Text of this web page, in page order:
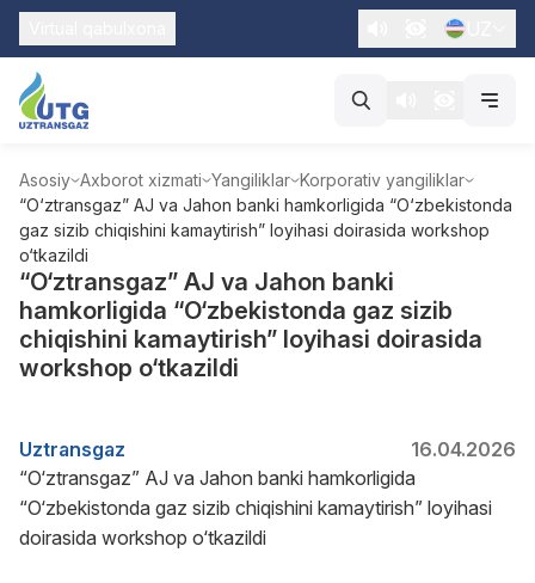
Asosiy Axborot xizmati Yangiliklar Korporativ yangiliklar
“O‘ztransgaz” AJ va Jahon banki hamkorligida “O‘zbekistonda
gaz sizib chiqishini kamaytirish” loyihasi doirasida workshop
o‘tkazildi
“O‘ztransgaz” AJ va Jahon banki
hamkorligida “O‘zbekistonda gaz sizib
chiqishini kamaytirish” loyihasi doirasida
workshop o‘tkazildi
Uztransgaz
16.04.2026
“O‘ztransgaz” AJ va Jahon banki hamkorligida
“O‘zbekistonda gaz sizib chiqishini kamaytirish” loyihasi
doirasida workshop o‘tkazildi